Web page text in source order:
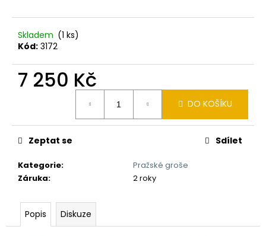
Skladem (1 ks)
Kód: 3172
7 250 Kč
DO KOŠÍKU
Kategorie:
Pražské groše
Záruka: 2 roky
Zeptat se Sdílet
Popis Diskuze
o
p
o
j
e
e
BAMBUSOVÝ
TERMOHRNEK
300ML